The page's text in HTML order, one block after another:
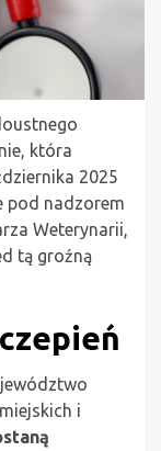
która
2025
pod nadzorem
Weterynarii,
tą groźną
i